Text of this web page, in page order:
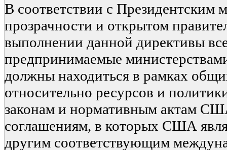
В соответствии с Президентским
прозрачности и открытом
выполнении данной директивы
предпринимаемые
должны находиться в рамках
относительно ресурсов и
законам и нормативным актам
соглашениям, в которых США
другим соответствующим